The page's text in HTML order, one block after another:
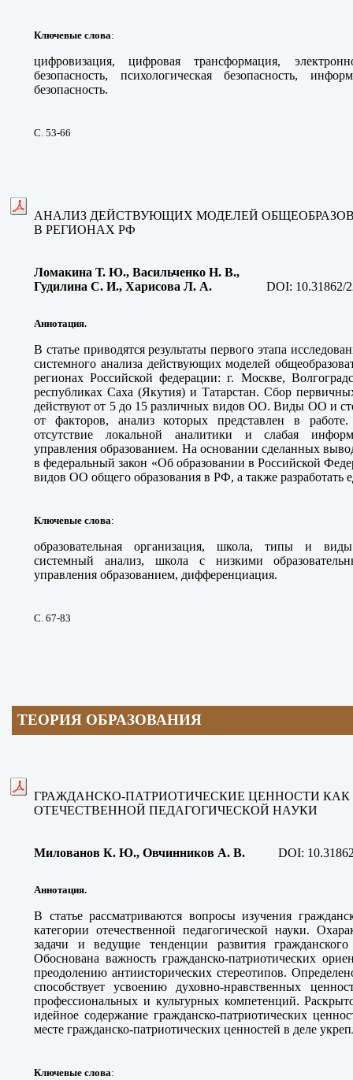
Ключевые слова:
цифровизация, цифровая трансформация,
безопасность, психологическая безопасность,
безопасность.
С. 53-66
АНАЛИЗ ДЕЙСТВУЮЩИХ МОДЕЛЕЙ
В РЕГИОНАХ РФ
Ломакина Т. Ю., Васильченко Н. В.,
Гудилина С. И., Харисова Л. А. DOI: 10.31862/
Аннотация.
В статье приводятся результаты первого этапа
системного анализа действующих моделей
регионах Российской федерации: г. Москве,
республиках Саха (Якутия) и Татарстан. Сбор
действуют от 5 до 15 различных видов ОО. Виды ОО и
от факторов, анализ которых представлен в
отсутствие локальной аналитики и слабая
управления образованием. На основании сделанных
в федеральный закон «Об образовании в Российской
видов ОО общего образования в РФ, а также разработать
Ключевые слова:
образовательная организация, школа, типы и виды
системный анализ, школа с низкими
управления образованием, дифференциация.
С. 67-83
ТЕОРИЯ ОБРАЗОВАНИЯ
ГРАЖДАНСКО-ПАТРИОТИЧЕСКИЕ ЦЕННОСТИ КАК
ОТЕЧЕСТВЕННОЙ ПЕДАГОГИЧЕСКОЙ НАУКИ
Милованов К. Ю., Овчинников А. В. DOI:
Аннотация.
В статье рассматриваются вопросы изучения
категории отечественной педагогической науки.
задачи и ведущие тенденции развития
Обоснована важность гражданско-патриотических
преодолению антиисторических стереотипов.
способствует усвоению духовно-нравственных
профессиональных и культурных компетенций.
идейное содержание гражданско-патриотических
месте гражданско-патриотических ценностей в деле
Ключевые слова: